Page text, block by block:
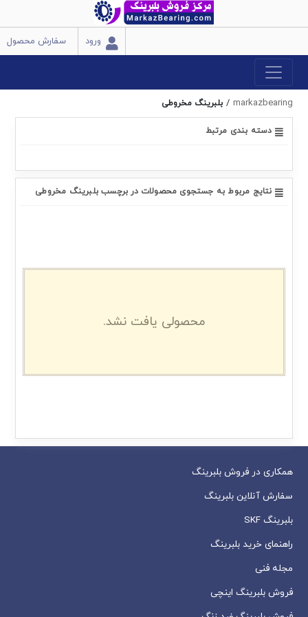
سفارش محصول ورود
markazbearing
/ بلبرینگ مخروطی
دسته بندی مرتبط
نتایج مربوط به جستجوی محصولات در برچسب بلبرینگ مخروطی
محصولی یافت نشد.
همکاری در فروش بلبرینگ
سفارش آنلاین بلبرینگ
بلبرینگ SKF
راهنمای خرید بلبرینگ
مجله فنی
فروش بلبرینگ اینچی